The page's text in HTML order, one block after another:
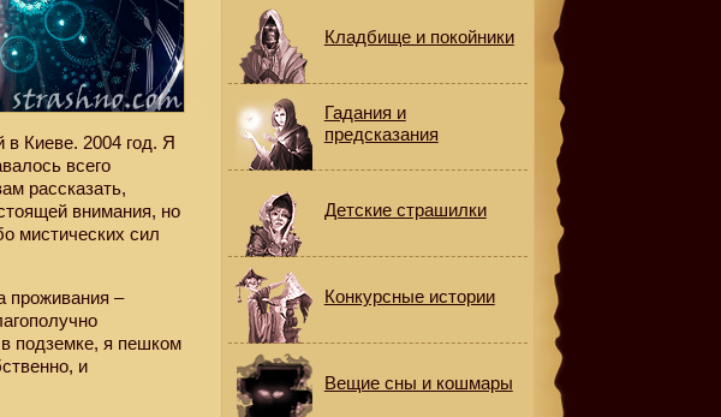
в Киеве. 2004 год. Я
всего
рассказать,
внимания, но
мистических сил
проживания –
подземке, я пешком
и
Кладбище и покойники
Гадания и
предсказания
Детские страшилки
Конкурсные истории
Вещие сны и кошмары